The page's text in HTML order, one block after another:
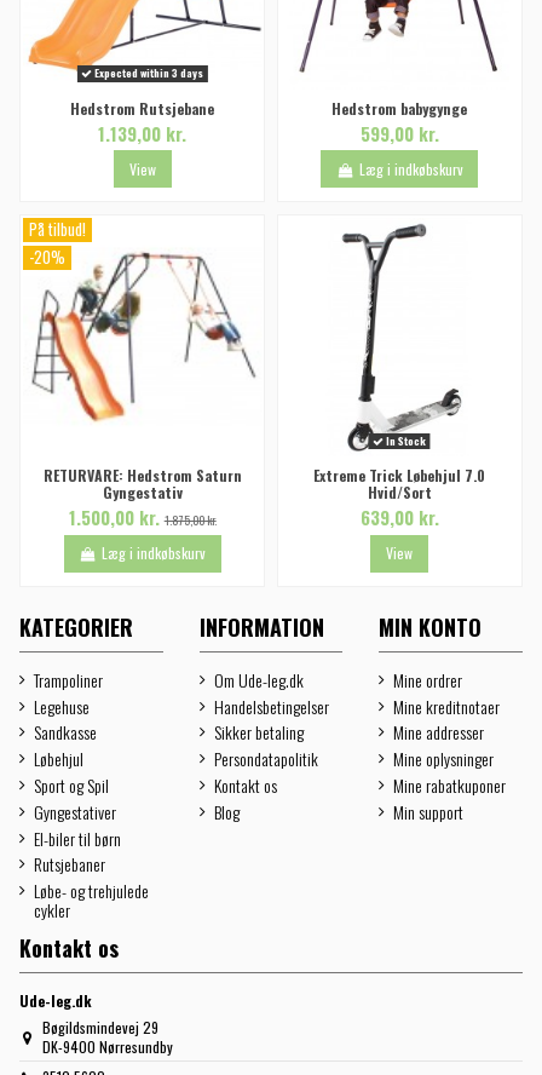
Expected within 3 days
Hedstrom Rutsjebane
1.139,00 kr.
View
Hedstrom babygynge
599,00 kr.
Læg i indkøbskurv
På tilbud!
-20%
RETURVARE: Hedstrom Saturn
Gyngestativ
1.500,00 kr.1.875,00 kr.
Læg i indkøbskurv
In Stock
Extreme Trick Løbehjul 7.0
Hvid/Sort
639,00 kr.
View
KATEGORIER
Trampoliner
Legehuse
Sandkasse
Løbehjul
Sport og Spil
Gyngestativer
El-biler til børn
Rutsjebaner
Løbe- og trehjulede
cykler
INFORMATION
Om Ude-leg.dk
Handelsbetingelser
Sikker betaling
Persondatapolitik
Kontakt os
Blog
MIN KONTO
Mine ordrer
Mine kreditnotaer
Mine addresser
Mine oplysninger
Mine rabatkuponer
Min support
Kontakt os
Ude-leg.dk
Bøgildsmindevej 29
DK-9400 Nørresundby